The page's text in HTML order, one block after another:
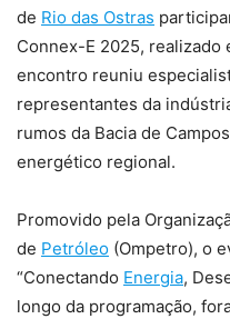
de Rio das Ostras
Connex-E 2025, realizado
encontro reuniu
representantes da
rumos da Bacia de
energético regional.
Promovido pela
de Petróleo (Ompetro), o
“Conectando Energia,
longo da programação,